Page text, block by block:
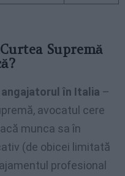
Supremă
în Italia –
avocatul cere
munca sa în
(de obicei limitată
profesional